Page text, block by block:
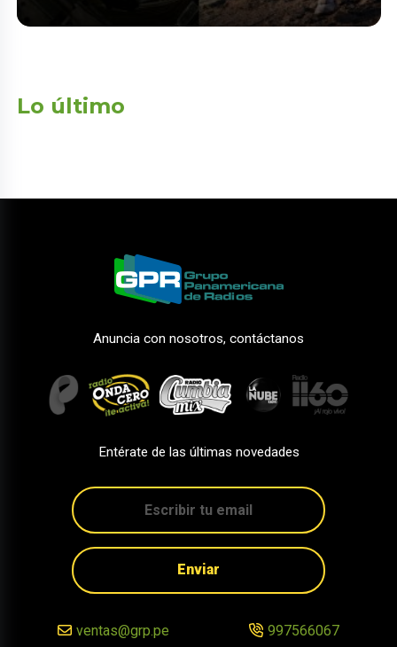
Lo último
Anuncia con nosotros, contáctanos
Entérate de las últimas novedades
Enviar
ventas@grp.pe 997566067